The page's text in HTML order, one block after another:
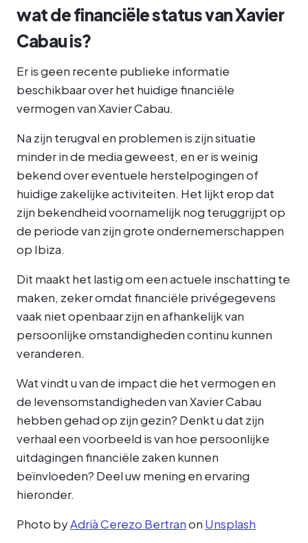
wat de financiële status van Xavier
Cabau is?
Er is geen recente publieke informatie
beschikbaar over het huidige financiële
vermogen van Xavier Cabau.
Na zijn terugval en problemen is zijn situatie
minder in de media geweest, en er is weinig
bekend over eventuele herstelpogingen of
huidige zakelijke activiteiten. Het lijkt erop dat
zijn bekendheid voornamelijk nog teruggrijpt op
de periode van zijn grote ondernemerschappen
op Ibiza.
Dit maakt het lastig om een actuele inschatting te
maken, zeker omdat financiële privégegevens
vaak niet openbaar zijn en afhankelijk van
persoonlijke omstandigheden continu kunnen
veranderen.
Wat vindt u van de impact die het vermogen en
de levensomstandigheden van Xavier Cabau
hebben gehad op zijn gezin? Denkt u dat zijn
verhaal een voorbeeld is van hoe persoonlijke
uitdagingen financiële zaken kunnen
beïnvloeden? Deel uw mening en ervaring
hieronder.
Photo byAdrià Cerezo Bertranon Unsplash